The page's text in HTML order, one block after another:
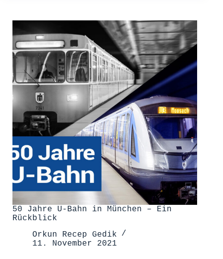
der
oder
auslaufender
Trend?
50 Jahre U-Bahn in München – Ein
Rückblick
Orkun Recep Gedik
11. November 2021